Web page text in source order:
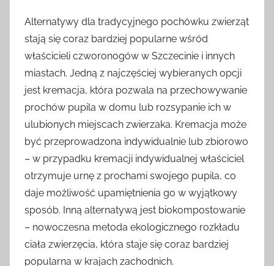
Alternatywy dla tradycyjnego pochówku zwierząt
stają się coraz bardziej popularne wśród
właścicieli czworonogów w Szczecinie i innych
miastach. Jedną z najczęściej wybieranych opcji
jest kremacja, która pozwala na przechowywanie
prochów pupila w domu lub rozsypanie ich w
ulubionych miejscach zwierzaka. Kremacja może
być przeprowadzona indywidualnie lub zbiorowo
– w przypadku kremacji indywidualnej właściciel
otrzymuje urnę z prochami swojego pupila, co
daje możliwość upamiętnienia go w wyjątkowy
sposób. Inną alternatywą jest biokompostowanie
– nowoczesna metoda ekologicznego rozkładu
ciała zwierzęcia, która staje się coraz bardziej
popularna w krajach zachodnich.